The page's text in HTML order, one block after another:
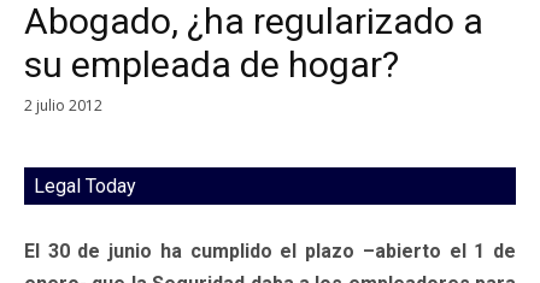
Abogado, ¿ha regularizado a
su empleada de hogar?
2 julio 2012
Legal Today
El 30 de junio ha cumplido el plazo –abierto el 1 de